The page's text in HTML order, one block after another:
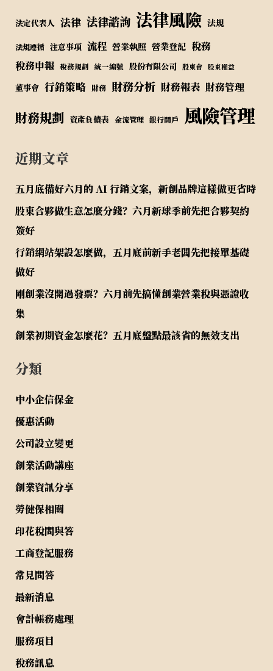
法定代表人 法律 法律諮詢 法律風險 法規
法規遵循 注意事項 流程 營業執照 營業登記 稅務
稅務申報 稅務規劃 統一編號 股份有限公司 股東會 股東權益
董事會 行銷策略 財務 財務分析 財務報表 財務管理
財務規劃 資產負債表 金流管理 銀行開戶 風險管理
近期文章
五月底備好六月的 AI 行銷文案，新創品牌這樣做更省時
股東合夥做生意怎麼分錢？六月新球季前先把合夥契約
簽好
行銷網站架設怎麼做，五月底前新手老闆先把接單基礎
做好
剛創業沒開過發票？六月前先搞懂創業營業稅與憑證收
集
創業初期資金怎麼花？五月底盤點最該省的無效支出
分類
中小企信保金
優惠活動
公司設立變更
創業活動講座
創業資訊分享
勞健保相關
印花稅問與答
工商登記服務
常見問答
最新消息
會計帳務處理
服務項目
稅務訊息